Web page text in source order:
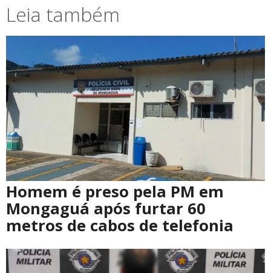
Leia também
Homem é preso pela PM em
Mongaguá após furtar 60
metros de cabos de telefonia